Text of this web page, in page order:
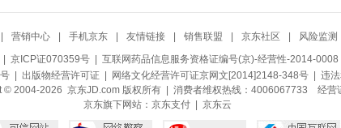
营销中心 手机京东 友情链接 销售联盟 京东社区 风险监测
| 京ICP证070359号 | 互联网药品信息服务资格证编号(京)-经营性-2014-0008
| 出版物经营许可证| 网络文化经营许可证京网文[2014]2148-348号| 违法
© 2004-2026 京东JD.com 版权所有 | 消费者维权热线：4006067733 经营
京东旗下网站： 京东支付| 京东云